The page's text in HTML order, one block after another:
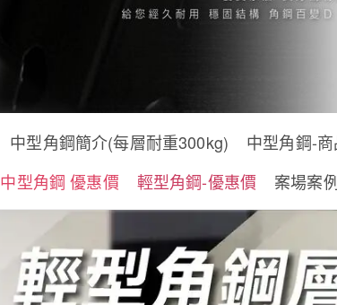
中型角鋼簡介(每層耐重300kg)
中型角鋼-
中型角鋼 優惠價 輕型角鋼-優惠價 案場案